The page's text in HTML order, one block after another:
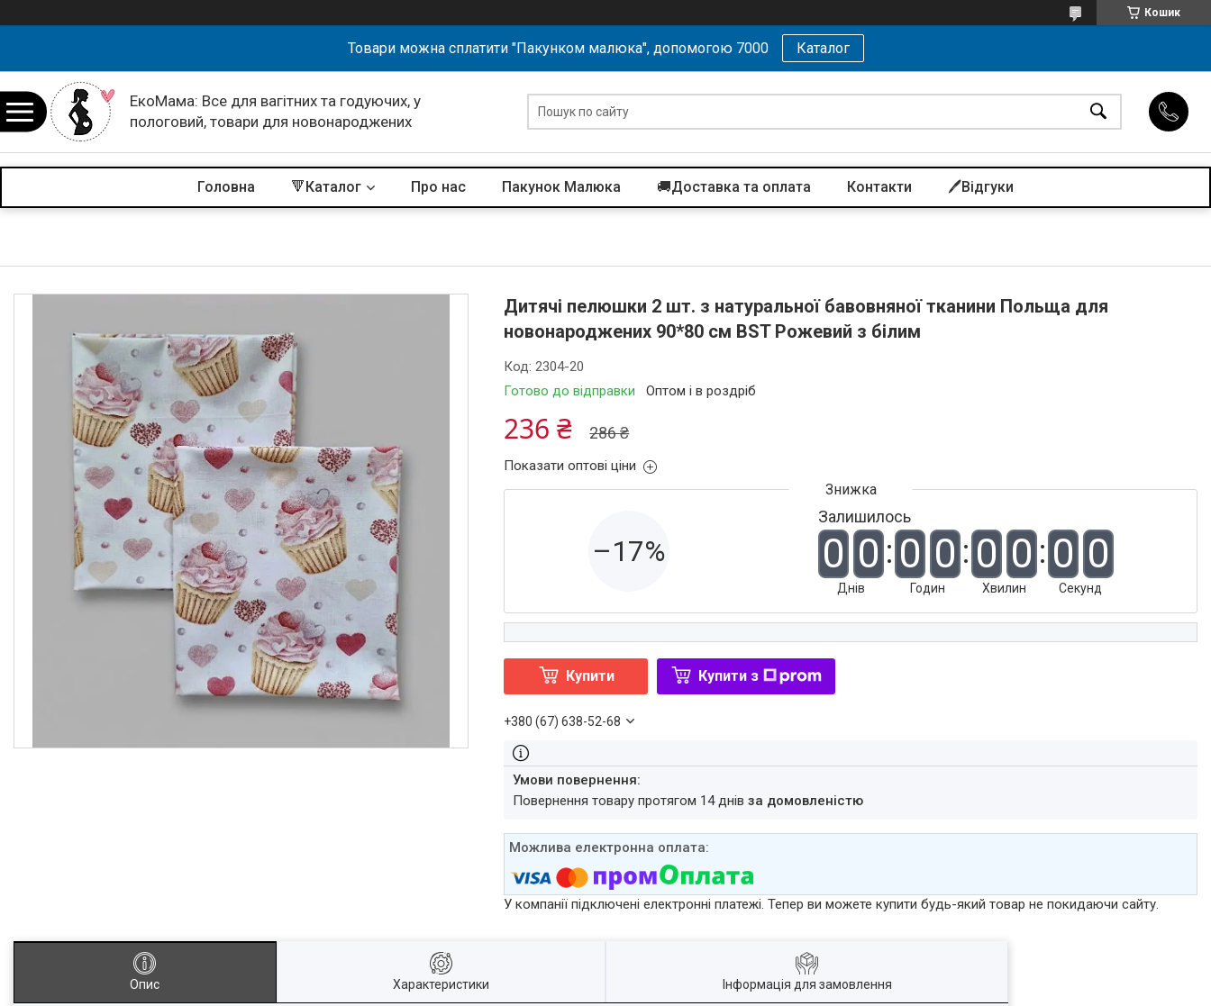
Кошик
Товари можна сплатити "Пакунком малюка", допомогою 7000 Каталог
ЕкоМама: Все для вагітних та годуючих, у
пологовий, товари для новонароджених
Головна 🔻Каталог Про нас Пакунок Малюка 🚚Доставка та оплата Контакти 🖊️Відгуки
Дитячі пелюшки 2 шт. з натуральної бавовняної тканини Польща для
новонароджених 90*80 см BST Рожевий з білим
Готово до відправки Оптом і в роздріб
Код:2304-20
286 ₴
236 ₴
Показати оптові ціни
–17%
Залишилось
0 0
Днів
0 0
Годин
0 0
Хвилин
0 0
Секунд
Купити Купити з
+380 (67) 638-52-68
повернення товару протягом 14 днівза домовленістю
У компанії підключені електронні платежі. Тепер ви можете купити будь-який товар не покидаючи сайту.
Опис Характеристики Інформація для замовлення